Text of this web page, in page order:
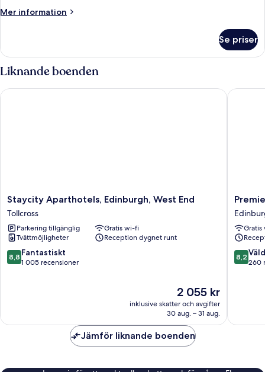
Mer information
Mer
Bedroom
Deluxe
Apartment
Se priser
Liknande boenden
Staycity
Aparthotels,
Edinburgh,
West
End
Tollcross
Staycity Aparthotels, Edinburgh, West End
Tollcross
Parkering tillgänglig
Gratis wi-fi
Tvättmöjligheter
Reception dygnet runt
8.8
av
8,8 Fantastiskt
1 005 recensioner
Priset
2 055 kr
2 055 kr
inklusive skatter och avgifter
30 aug. – 31 aug.
Staycity Aparthotels, Edinburgh, West End
Premier
Inn
-
Princes
Street
8.2
av
8,2
260
Premier
Jämför liknande boenden